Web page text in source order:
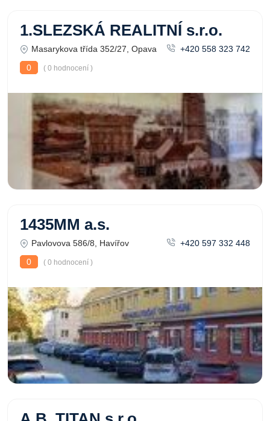
1.SLEZSKÁ REALITNÍ s.r.o.
Masarykova třída 352/27, Opava
+420 558 323 742
0
( 0 hodnocení )
1435MM a.s.
Pavlovova 586/8, Havířov
+420 597 332 448
0
( 0 hodnocení )